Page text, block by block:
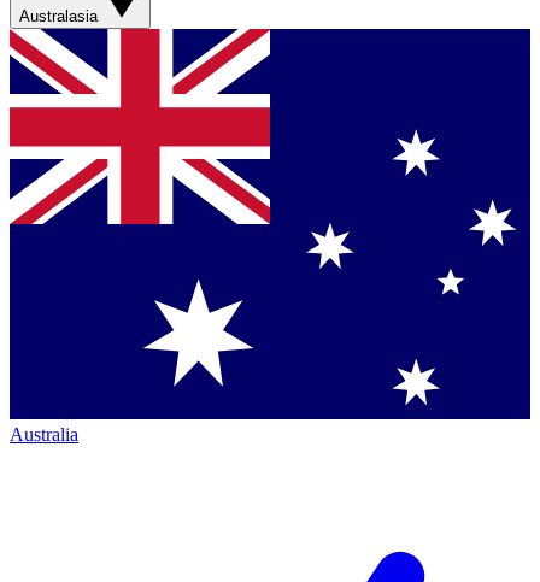
Australasia
Australia